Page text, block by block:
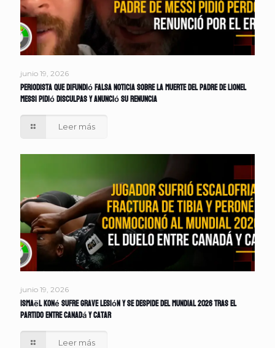
junio 19, 2026
Periodista que difundió falsa noticia sobre la muerte del padre de Lionel
Messi pidió disculpas y anunció su renuncia
Leer más
junio 19, 2026
Ismaël Koné sufre grave lesión y se despide del Mundial 2026 tras el
partido entre Canadá y Catar
Leer más